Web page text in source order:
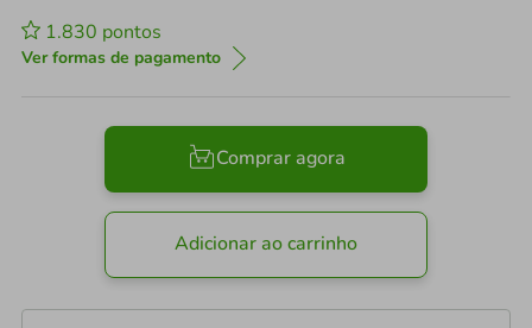
1.830 pontos
Ver formas de pagamento
Comprar agora
Adicionar ao carrinho